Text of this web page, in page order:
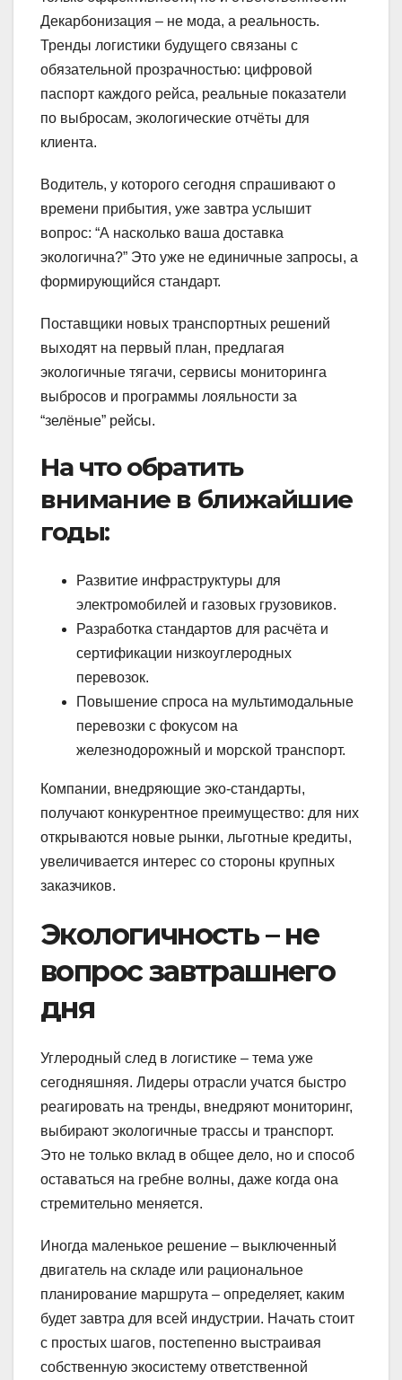
Декарбонизация – не мода, а реальность.
Тренды логистики будущего связаны с
обязательной прозрачностью: цифровой
паспорт каждого рейса, реальные показатели
по выбросам, экологические отчёты для
клиента.
Водитель, у которого сегодня спрашивают о
времени прибытия, уже завтра услышит
вопрос: “А насколько ваша доставка
экологична?” Это уже не единичные запросы, а
формирующийся стандарт.
Поставщики новых транспортных решений
выходят на первый план, предлагая
экологичные тягачи, сервисы мониторинга
выбросов и программы лояльности за
“зелёные” рейсы.
На что обратить
внимание в ближайшие
годы:
Развитие инфраструктуры для
электромобилей и газовых грузовиков.
Разработка стандартов для расчёта и
сертификации низкоуглеродных
перевозок.
Повышение спроса на мультимодальные
перевозки с фокусом на
железнодорожный и морской транспорт.
Компании, внедряющие эко-стандарты,
получают конкурентное преимущество: для них
открываются новые рынки, льготные кредиты,
увеличивается интерес со стороны крупных
заказчиков.
Экологичность – не
вопрос завтрашнего
дня
Углеродный след в логистике – тема уже
сегодняшняя. Лидеры отрасли учатся быстро
реагировать на тренды, внедряют мониторинг,
выбирают экологичные трассы и транспорт.
Это не только вклад в общее дело, но и способ
оставаться на гребне волны, даже когда она
стремительно меняется.
Иногда маленькое решение – выключенный
двигатель на складе или рациональное
планирование маршрута – определяет, каким
будет завтра для всей индустрии. Начать стоит
с простых шагов, постепенно выстраивая
собственную экосистему ответственной